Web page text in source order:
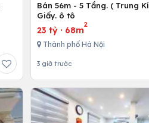
Bán 56m - 5 Tầng. ( Trung
Giấy. ô tô
23 tỷ · 68m
2
Thành phố Hà Nội
3 giờ trước